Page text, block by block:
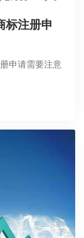
标注册申
申请需要注意